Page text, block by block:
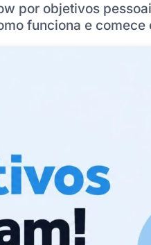
por objetivos
funciona e